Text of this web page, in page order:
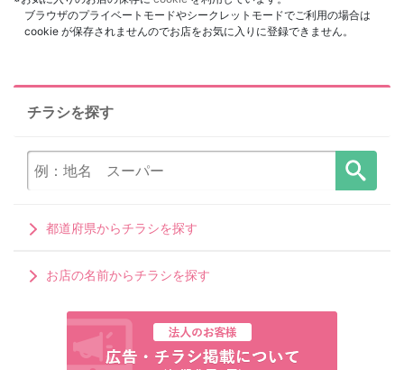
ブラウザのプライベートモードやシークレットモードでご利用の場合は
cookie が保存されませんのでお店をお気に入りに登録できません。
チラシを探す
都道府県からチラシを探す
お店の名前からチラシを探す